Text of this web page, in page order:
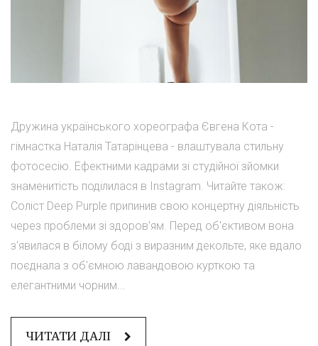
Дружина українського хореографа Євгена Кота -
гімнастка Наталія Татарінцева - влаштувала стильну
фотосесію. Ефектними кадрами зі студійної зйомки
знаменитість поділилася в Instagram. Читайте також:
Соліст Deep Purple припинив свою концертну діяльність
через проблеми зі здоров'ям. Перед об'єктивом вона
з'явилася в білому боді з виразним декольте, яке вдало
поєднала з об'ємною лавандовою курткою та
елегантними чорним...
ЧИТАТИ ДАЛІ